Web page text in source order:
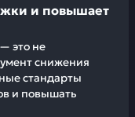
и повышает
это не
снижения
стандарты
и повышать